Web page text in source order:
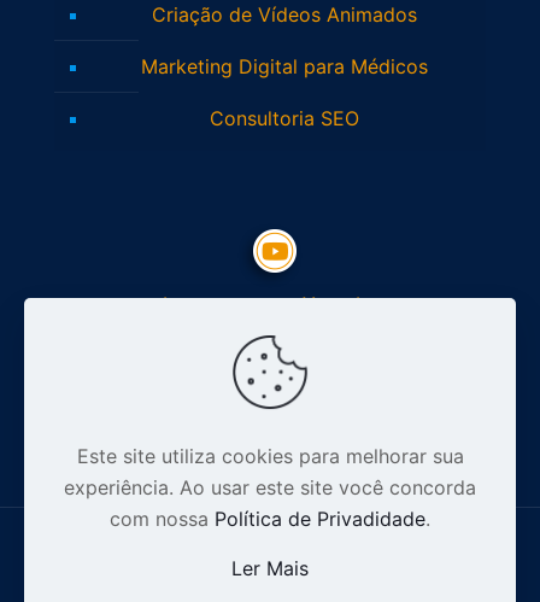
Criação de Vídeos Animados
Marketing Digital para Médicos
Consultoria SEO
Inscreva-se no Youtube
Este site utiliza cookies para melhorar sua
experiência. Ao usar este site você concorda
com nossa Política de Privadidade.
Ler Mais